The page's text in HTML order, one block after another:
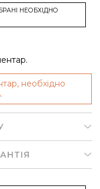
НЕОБХІДНО
необхідно